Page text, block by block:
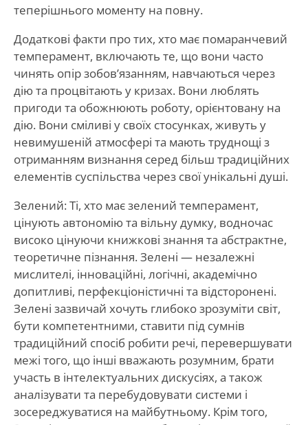
теперішнього моменту на повну.
Додаткові факти про тих, хто має помаранчевий
темперамент, включають те, що вони часто
чинять опір зобов’язанням, навчаються через
дію та процвітають у кризах. Вони люблять
пригоди та обожнюють роботу, орієнтовану на
дію. Вони сміливі у своїх стосунках, живуть у
невимушеній атмосфері та мають труднощі з
отриманням визнання серед більш традиційних
елементів суспільства через свої унікальні душі.
Зелений: Ті, хто має зелений темперамент,
цінують автономію та вільну думку, водночас
високо цінуючи книжкові знання та абстрактне,
теоретичне пізнання. Зелені — незалежні
мислителі, інноваційні, логічні, академічно
допитливі, перфекціоністичні та відсторонені.
Зелені зазвичай хочуть глибоко зрозуміти світ,
бути компетентними, ставити під сумнів
традиційний спосіб робити речі, перевершувати
межі того, що інші вважають розумним, брати
участь в інтелектуальних дискусіях, а також
аналізувати та перебудовувати системи і
зосереджуватися на майбутньому. Крім того,